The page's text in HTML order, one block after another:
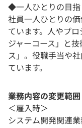
◆一人ひとりの目
社員一人ひとりの
ています。人やプ
ジャーコース」と
ス」。役職手当や
ています。
業務内容の変更範囲
＜雇入時＞
システム開発関連